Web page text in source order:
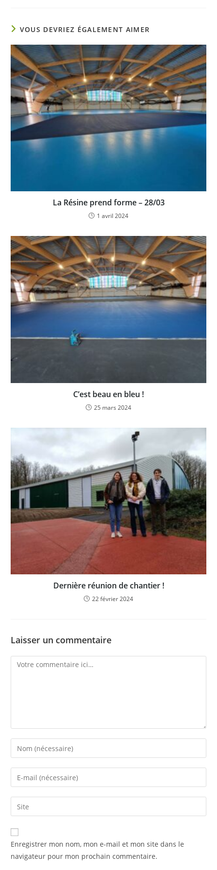
VOUS DEVRIEZ ÉGALEMENT AIMER
La Résine prend forme – 28/03
1 avril 2024
C’est beau en bleu !
25 mars 2024
Dernière réunion de chantier !
22 février 2024
Laisser un commentaire
Comment
Enter
your
name
comment
Enter
your
email
address
comment
Saisir
l’URL
de
votre
(facultatif)
Enregistrer mon nom, mon e-mail et mon site dans le
navigateur pour mon prochain commentaire.